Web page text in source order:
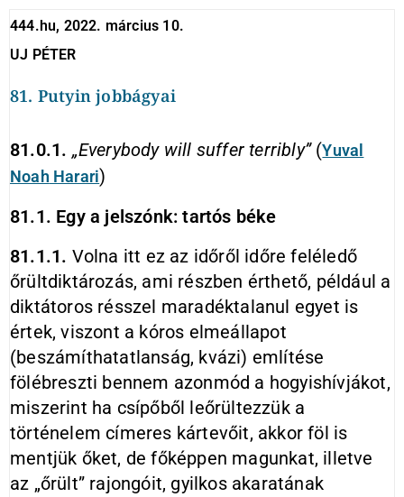
444.hu, 2022. március 10.
UJ PÉTER
81. Putyin jobbágyai
81.0.1. „Everybody will suffer terribly”(Yuval
Noah Harari)
81.1. Egy a jelszónk: tartós béke
81.1.1. Volna itt ez az időről időre feléledő
őrültdiktározás, ami részben érthető, például a
diktátoros résszel maradéktalanul egyet is
értek, viszont a kóros elmeállapot
(beszámíthatatlanság, kvázi) említése
fölébreszti bennem azonmód a hogyishívjákot,
miszerint ha csípőből leőrültezzük a
történelem címeres kártevőit, akkor föl is
mentjük őket, de főképpen magunkat, illetve
az „őrült” rajongóit, gyilkos akaratának